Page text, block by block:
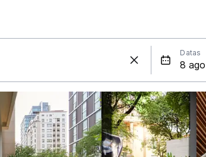
Datas